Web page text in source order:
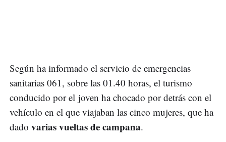
Según ha informado el servicio de emergencias
sanitarias 061, sobre las 01.40 horas, el turismo
conducido por el joven ha chocado por detrás con el
vehículo en el que viajaban las cinco mujeres, que ha
dado varias vueltas de campana.